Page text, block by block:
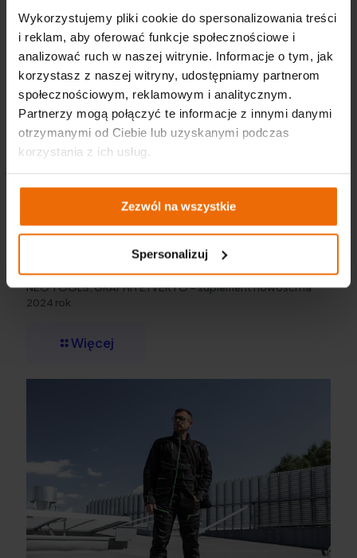
Wykorzystujemy pliki cookie do spersonalizowania treści
i reklam, aby oferować funkcje społecznościowe i
analizować ruch w naszej witrynie. Informacje o tym, jak
korzystasz z naszej witryny, udostępniamy partnerom
społecznościowym, reklamowym i analitycznym.
Partnerzy mogą połączyć te informacje z innymi danymi
otrzymanymi od Ciebie lub uzyskanymi podczas
korzystania z ich usług.
Zezwól na wszystkie
Spersonalizuj
NEO TOOLS, GRAPHITE i VERTO – suplement nowości na
2024 rok
Więcej